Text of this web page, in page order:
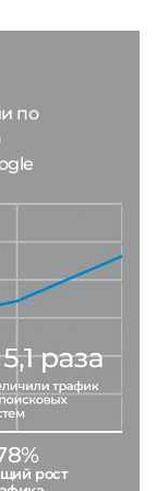
по
рост